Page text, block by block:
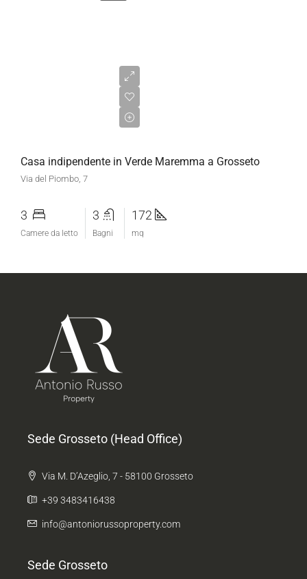
Casa indipendente in Verde Maremma a Grosseto
Via del Piombo, 7
3
Camere da letto
3
Bagni
172
mq
Sede Grosseto (Head Office)
Via M. D’Azeglio, 7 - 58100 Grosseto
+39 3483416438
info@antoniorussoproperty.com
Sede Grosseto